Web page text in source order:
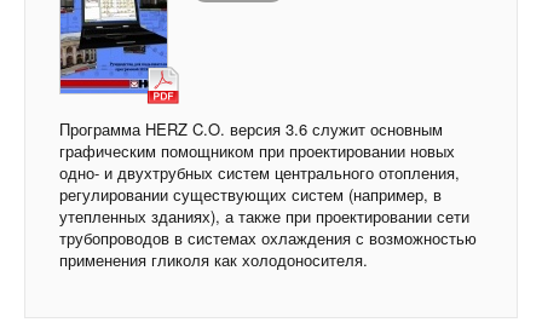
Программа HERZ C.O. версия 3.6 служит основным
графическим помощником при проектировании новых
одно- и двухтрубных систем центрального отопления,
регулировании существующих систем (например, в
утепленных зданиях), а также при проектировании сети
трубопроводов в системах охлаждения с возможностью
применения гликоля как холодоносителя.